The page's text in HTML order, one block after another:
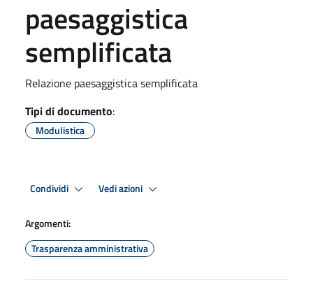
paesaggistica
semplificata
Relazione paesaggistica semplificata
Tipi di documento:
Modulistica
Condividi Vedi azioni
Argomenti:
Trasparenza amministrativa